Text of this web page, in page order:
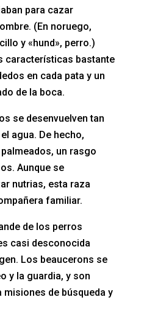
para cazar
(En noruego,
y «hund», perro.)
características bastante
en cada pata y un
de la boca.
se desenvuelven tan
agua. De hecho,
un rasgo
Aunque se
nutrias, esta raza
familiar.
de los perros
casi desconocida
Los beaucerons se
y la guardia, y son
de búsqueda y